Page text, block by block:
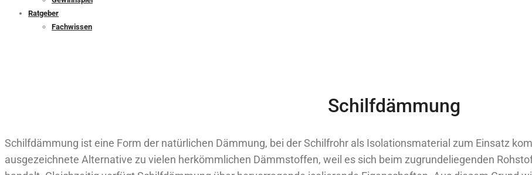
Ratgeber
Fachwissen
Schilfdämmung
Schilfdämmung ist eine Form der natürlichen Dämmung, bei der Schilfrohr als Isolationsmaterial zum Einsatz
ausgezeichnete Alternative zu vielen herkömmlichen Dämmstoffen, weil es sich beim zugrundeliegenden